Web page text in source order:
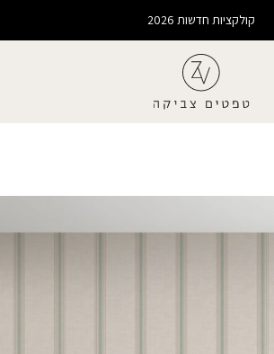
קולקציות חדשות 2026
Add